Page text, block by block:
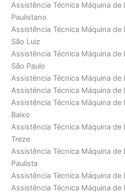
Assistência Técnica Máquina de
Paulistano
Assistência Técnica Máquina de
São Luiz
Assistência Técnica Máquina de
São Paulo
Assistência Técnica Máquina de
Assistência Técnica Máquina de
Assistência Técnica Máquina de
Baixo
Assistência Técnica Máquina de
Treze
Assistência Técnica Máquina de
Paulista
Assistência Técnica Máquina de
Assistência Técnica Máquina de